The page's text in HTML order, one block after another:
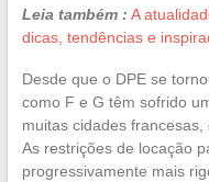
Leia também : A
dicas, tendências e
Desde que o DPE se
como F e G têm sofrido
muitas cidades
As restrições de locação
progressivamente mais